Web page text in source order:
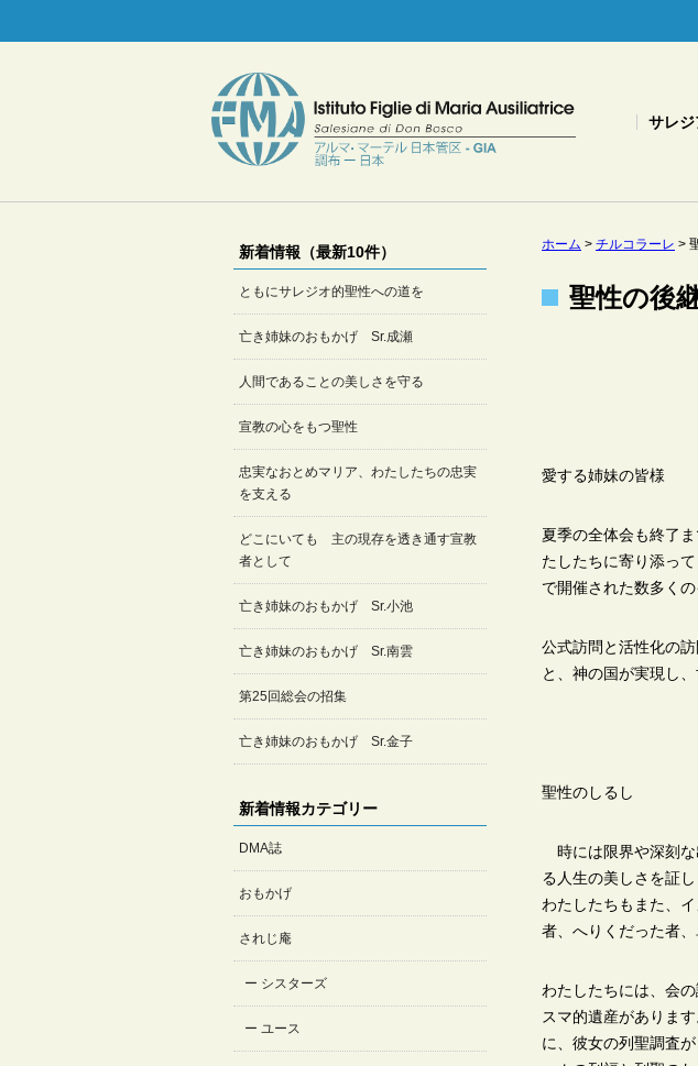
サレ
新着情報（最新10件）
ともにサレジオ的聖性への道を
亡き姉妹のおもかげ Sr.成瀬
人間であることの美しさを守る
宣教の心をもつ聖性
忠実なおとめマリア、わたしたちの忠実
を支える
どこにいても 主の現存を透き通す宣教
者として
亡き姉妹のおもかげ Sr.小池
亡き姉妹のおもかげ Sr.南雲
第25回総会の招集
亡き姉妹のおもかげ Sr.金子
新着情報カテゴリー
DMA誌
おもかげ
されじ庵
シスターズ
ユース
ホーム > チルコラーレ >
聖性の後
愛する姉妹の皆様
夏季の全体会も終了
たしたちに寄り添っ
で開催された数多く
公式訪問と活性化の
と、神の国が実現し
聖性のしるし
時には限界や深刻な
る人生の美しさを証
わたしたちもまた、
者、へりくだった者
わたしたちには、会
スマ的遺産がありま
に、彼女の列聖調査